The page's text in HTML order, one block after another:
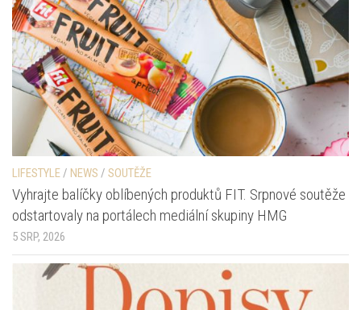
LIFESTYLE/ NEWS / SOUTĚŽE
Vyhrajte balíčky oblíbených produktů FIT. Srpnové soutěže
odstartovaly na portálech mediální skupiny HMG
5 SRP, 2026